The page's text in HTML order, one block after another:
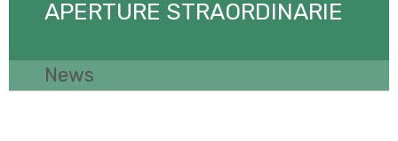
APERTURE STRAORDINARIE
News